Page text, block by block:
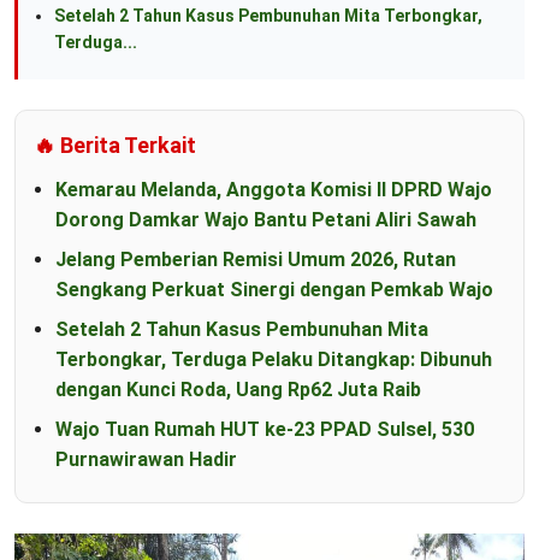
Setelah 2 Tahun Kasus Pembunuhan Mita Terbongkar,
Terduga...
🔥 Berita Terkait
Kemarau Melanda, Anggota Komisi II DPRD Wajo
Dorong Damkar Wajo Bantu Petani Aliri Sawah
Jelang Pemberian Remisi Umum 2026, Rutan
Sengkang Perkuat Sinergi dengan Pemkab Wajo
Setelah 2 Tahun Kasus Pembunuhan Mita
Terbongkar, Terduga Pelaku Ditangkap: Dibunuh
dengan Kunci Roda, Uang Rp62 Juta Raib
Wajo Tuan Rumah HUT ke-23 PPAD Sulsel, 530
Purnawirawan Hadir